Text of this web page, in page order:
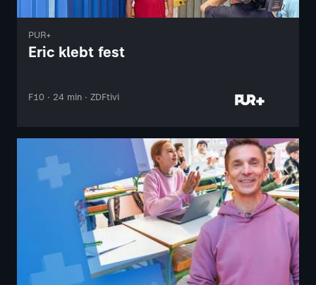
PUR+
Eric klebt fest
F10 · 24 min · ZDFtivi